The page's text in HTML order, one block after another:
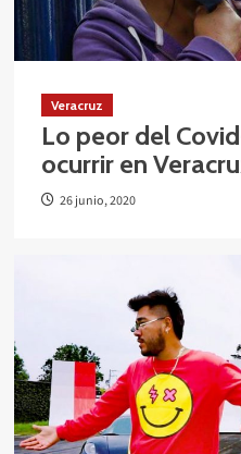
Veracruz
Lo peor del
ocurrir en
26 junio, 2020